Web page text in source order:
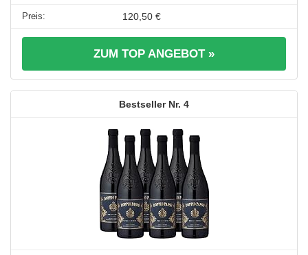
120,50 €
ZUM TOP ANGEBOT »
4